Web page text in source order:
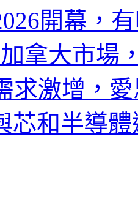
開幕，
拿大市場
求激增，
芯和半導